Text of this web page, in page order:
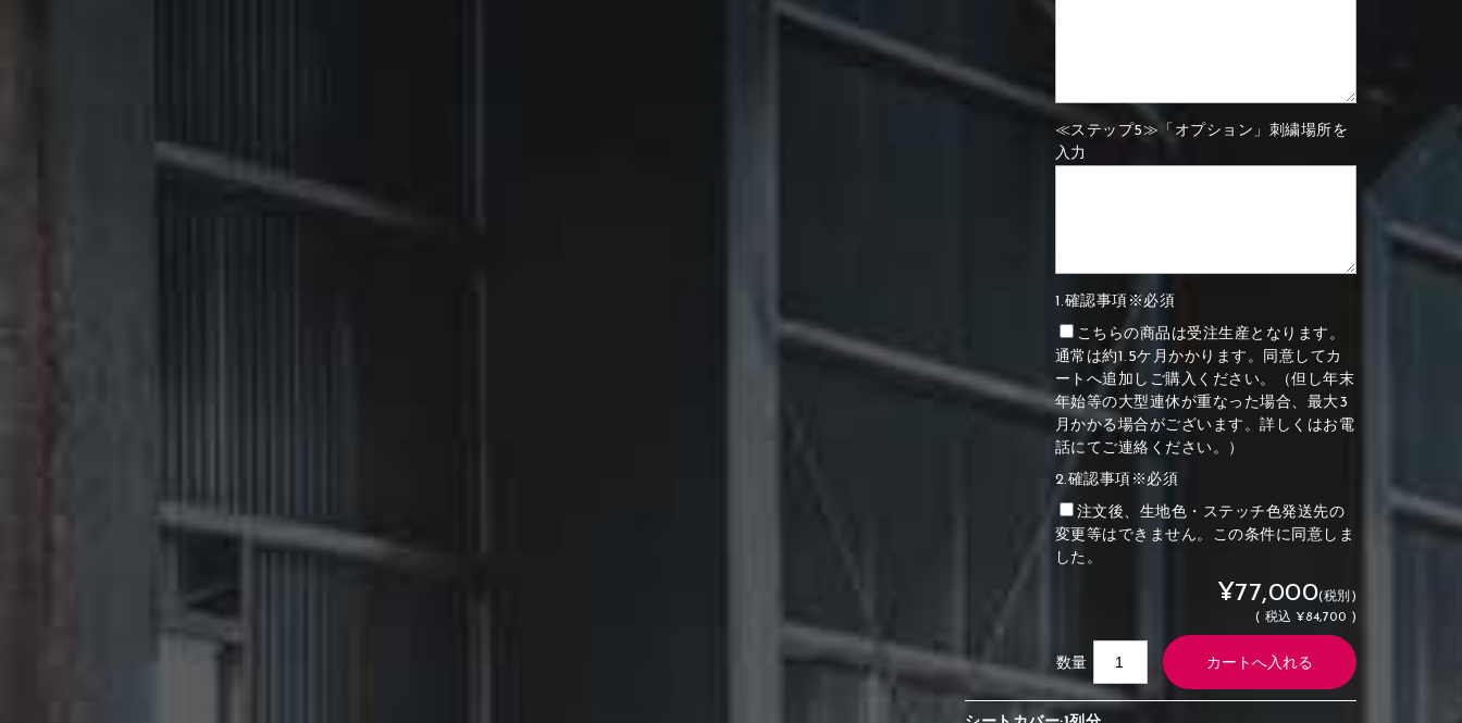
≪ステップ5≫「オプション」刺繍場所を
入力
1.確認事項※必須
こちらの商品は受注生産となります。
通常は約1.5ケ月かかります。同意してカ
ートへ追加しご購入ください。（但し年末
年始等の大型連休が重なった場合、最大3
月かかる場合がございます。詳しくはお電
話にてご連絡ください。）
2.確認事項※必須
注文後、生地色・ステッチ色発送先の
変更等はできません。この条件に同意しま
した。
¥77,000(税別)
( 税込 ¥84,700 )
数量